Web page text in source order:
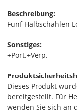
Beschreibung:
Fünf Halbschahlen
Sonstiges:
+Port.+Verp.
Dieses Produkt
bereitgestellt. Für
wenden Sie sich an